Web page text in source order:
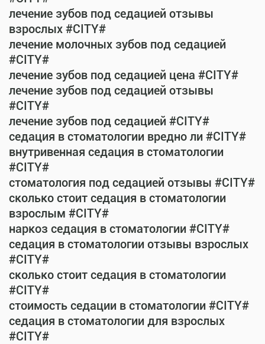
лечение зубов под седацией отзывы
взрослых #CITY#
лечение молочных зубов под седацией
#CITY#
лечение зубов под седацией цена #CITY#
лечение зубов под седацией отзывы
#CITY#
лечение зубов под седацией #CITY#
седация в стоматологии вредно ли #CITY#
внутривенная седация в стоматологии
#CITY#
стоматология под седацией отзывы #CITY#
сколько стоит седация в стоматологии
взрослым #CITY#
наркоз седация в стоматологии #CITY#
седация в стоматологии отзывы взрослых
#CITY#
сколько стоит седация в стоматологии
#CITY#
стоимость седации в стоматологии #CITY#
седация в стоматологии для взрослых
#CITY#